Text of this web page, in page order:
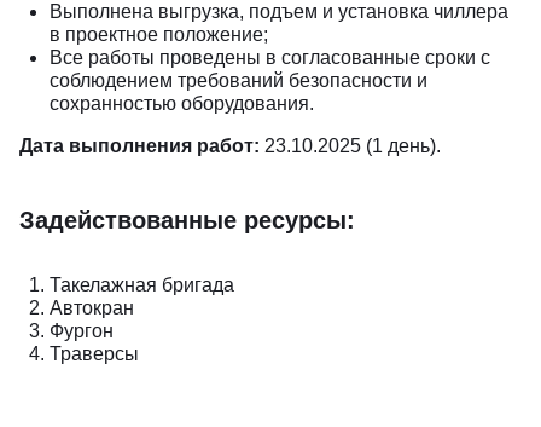
Выполнена выгрузка, подъем и установка чиллера
в проектное положение;
Все работы проведены в согласованные сроки с
соблюдением требований безопасности и
сохранностью оборудования.
Дата выполнения работ: 23.10.2025 (1 день).
Задействованные ресурсы:
Такелажная бригада
Автокран
Фургон
Траверсы